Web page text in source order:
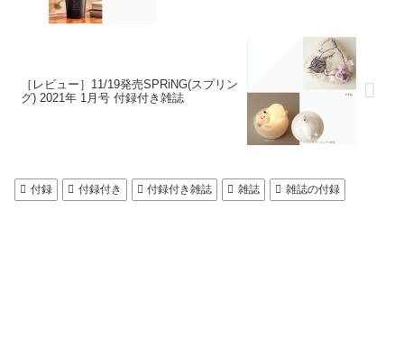
［レビュー］11/19発売SPRiNG(スプリン
グ) 2021年 1月号 付録付き雑誌
付録 付録付き 付録付き雑誌 雑誌 雑誌の付録